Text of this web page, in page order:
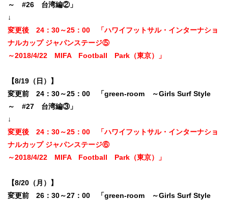
～ #26 台湾編②」
↓
変更後 24：30～25：00 「ハワイフットサル・インターナショ
ナルカップ ジャパンステージ⑤
～2018/4/22 MIFA Football Park（東京）」
【8/19（日）】
変更前 24：30～25：00 「green-room ～Girls Surf Style
～ #27 台湾編③」
↓
変更後 24：30～25：00 「ハワイフットサル・インターナショ
ナルカップ ジャパンステージ⑥
～2018/4/22 MIFA Football Park（東京）」
【8/20（月）】
変更前 26：30～27：00 「green-room ～Girls Surf Style